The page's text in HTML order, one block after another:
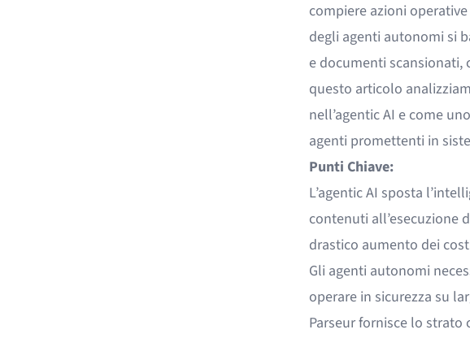
compiere azioni
degli agenti autonomi si
e documenti scansionati,
questo articolo
nell’agentic AI e come
agenti promettenti in
Punti Chiave:
L’agentic AI sposta
contenuti all’esecuzione
drastico aumento dei
Gli agenti autonomi
operare in sicurezza su
Parseur fornisce lo